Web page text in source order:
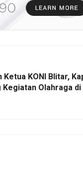
Ketua KONI Blitar,
Kegiatan Olahraga di